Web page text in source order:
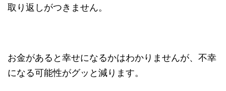
取り返しがつきません。
お金があると幸せになるかはわかりませんが、不幸
になる可能性がグッと減ります。